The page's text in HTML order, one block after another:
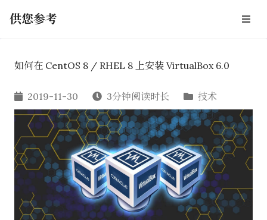
供您参考
如何在 CentOS 8 / RHEL 8 上安装 VirtualBox 6.0
2019-11-30 3分钟阅读时长 技术